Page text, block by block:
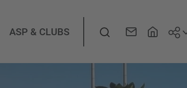
ASP & CLUBS